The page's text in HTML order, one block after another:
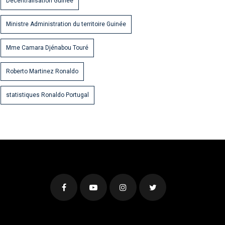
Ministre Administration du territoire Guinée
Mme Camara Djénabou Touré
Roberto Martinez Ronaldo
statistiques Ronaldo Portugal